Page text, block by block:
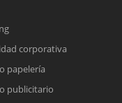
corporativa
papelería
publicitario